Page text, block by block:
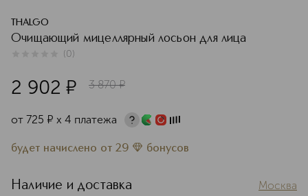
THALGO
Очищающий мицеллярный лосьон для лица
(0)
2 902 ¤ 3 870 ¤
от 725 ¤ х 4 платежа
будет начислено от 29 бонусов
Наличие и доставка Москва